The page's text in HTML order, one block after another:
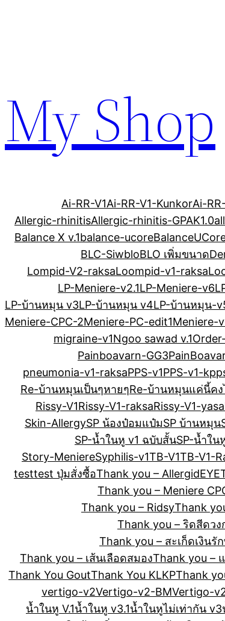
My Shop
Ai-RR-V1Ai-RR-V1-KunkorAi-
Allergic-rhinitisAllergic-rhinitis-GPAK1.0
Balance X v.1balance-ucore
BLC-SiwbloBLO เพิ่มขนาด
Lompid-V2-raksaLoompid-v1-raksa
LP-Meniere-v2.1LP-Meniere-v6
LP-บ้านหมุน v3LP-บ้านหมุน v4LP-บ้านหมุน-
Meniere-CPC-2Meniere-PC-edit1Meniere-
migraine-v1Ngoo sawad v.1
Painboavarn-GG3
pneumonia-v1-raksaPPS-v1PPS-v1-
Re-บ้านหมุนเป็นๆหายๆRe-บ้านหมุนแค่นี้คง
Rissy-V1Rissy-V1-raksaRissy-V1-ya
Skin-AllergySP น้องป๋อมแป๋มSP บ้านหมุน
SP-น้ำในหู v1 ฉบับสั้นSP-น้ำใ
Story-MeniereSyphilis-v1TB-V1TB-V1-
testtest ปุ่มสั่งซื้อThank you – AllergidEYE
Thank you – Meniere
Thank you – RidsyThank
Thank you – ริดสีดวง
Thank you – สะเก็ดเงินรั
Thank you – เส้นเลือดสมองThank you –
Thank You GoutThank You KLKPThank
vertigo-v2Vertigo-v2-BMVertigo-
น้ำในหู V.1น้ำในหู v3.1น้ำในหูไม่เท่ากัน v3